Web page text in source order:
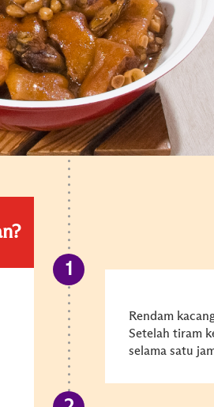
Rendam
Setelah tiram
selama satu